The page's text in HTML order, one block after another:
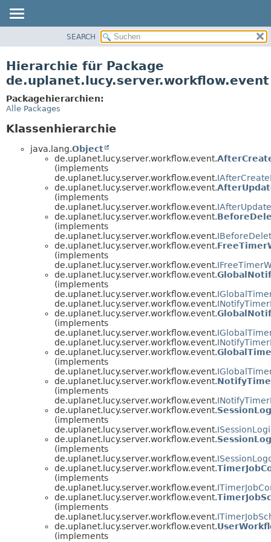
KLASSE
VERWENDUNG
BAUM
VERALTET
SEARCH
Hierarchie für Package
de.uplanet.lucy.server.workflow.event
Packagehierarchien:
Alle Packages
Klassenhierarchie
java.lang.Object
de.uplanet.lucy.server.workflow.event.
(implements
de.uplanet.lucy.server.workflow.event.
de.uplanet.lucy.server.workflow.event.
(implements
de.uplanet.lucy.server.workflow.event.
de.uplanet.lucy.server.workflow.event.
(implements
de.uplanet.lucy.server.workflow.event.
de.uplanet.lucy.server.workflow.event.
(implements
de.uplanet.lucy.server.workflow.event.
de.uplanet.lucy.server.workflow.event.
(implements
de.uplanet.lucy.server.workflow.event.
de.uplanet.lucy.server.workflow.event.
de.uplanet.lucy.server.workflow.event.
(implements
de.uplanet.lucy.server.workflow.event.
de.uplanet.lucy.server.workflow.event.
de.uplanet.lucy.server.workflow.event.
(implements
de.uplanet.lucy.server.workflow.event.
de.uplanet.lucy.server.workflow.event.
(implements
de.uplanet.lucy.server.workflow.event.
de.uplanet.lucy.server.workflow.event.
(implements
de.uplanet.lucy.server.workflow.event.
de.uplanet.lucy.server.workflow.event.
(implements
de.uplanet.lucy.server.workflow.event.
de.uplanet.lucy.server.workflow.event.
(implements
de.uplanet.lucy.server.workflow.event.
de.uplanet.lucy.server.workflow.event.
(implements
de.uplanet.lucy.server.workflow.event.
de.uplanet.lucy.server.workflow.event.
(implements